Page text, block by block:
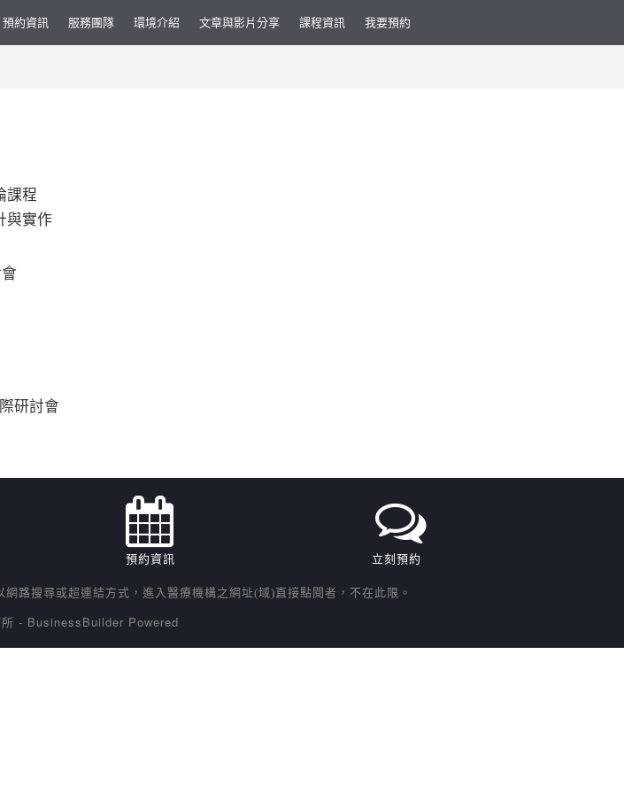
預約資訊 服務團隊 環境介紹 文章與影片分享 課程資訊 我要預約
課程
與實作
研討會
預約資訊 立刻預約
路搜尋或超連結方式，進入醫療機構之網址(域)直接點閱者，不在此限。
- BusinessBuilder Powered